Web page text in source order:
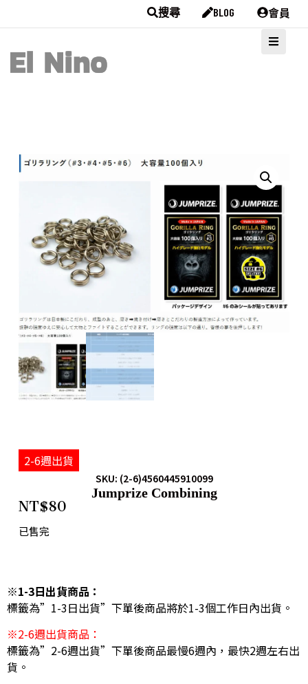
搜尋 BLOG 會員
2-6週出貨
SKU: (2-6)4560445910099
Jumprize Combining
NT$80
已售完
※1-3日出貨商品：
標籤為”1-3日出貨”下單後商品將於1-3個工作日內出貨。
※2-6週出貨商品：
標籤為”2-6週出貨”下單後商品最慢6週內，最快2週左右出
貨。